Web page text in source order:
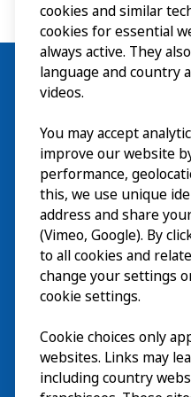
Besök
Utforska
På gång
Om
cookies and similar
cookies for essential
always active. They
language and country
videos.
You may accept
improve our website
performance,
this, we use unique
address and share
(Vimeo, Google). By
to all cookies and
change your settings
cookie settings.
Cookie choices only
websites. Links may
including country